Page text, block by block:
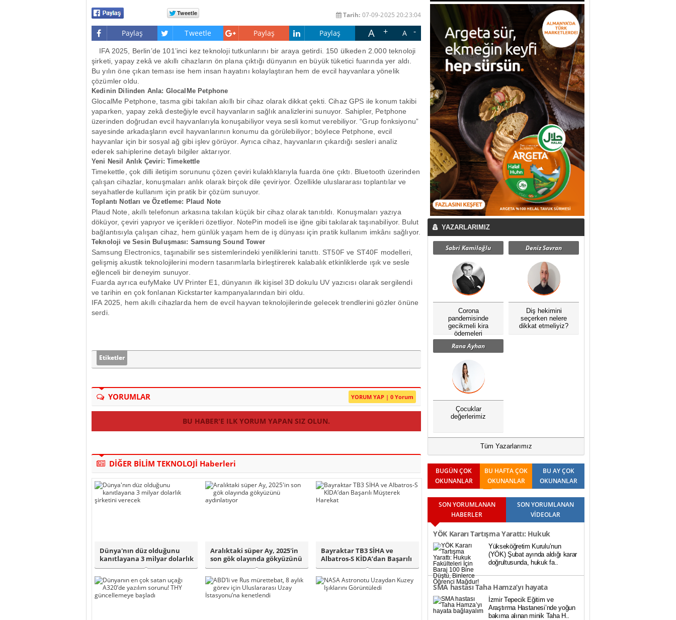
Tarih: 07-09-2025 20:23:04
Paylaş Tweetle Paylaş Paylaş A A
IFA 2025, Berlin’de 101’inci kez teknoloji tutkunlarını bir araya getirdi. 150 ülkeden 2.000 teknoloji
şirketi, yapay zekâ ve akıllı cihazların ön plana çıktığı dünyanın en büyük tüketici fuarında yer aldı.
Bu yılın öne çıkan teması ise hem insan hayatını kolaylaştıran hem de evcil hayvanlara yönelik
çözümler oldu.
Kedinin Dilinden Anla: GlocalMe Petphone
GlocalMe Petphone, tasma gibi takılan akıllı bir cihaz olarak dikkat çekti. Cihaz GPS ile konum takibi
yaparken, yapay zekâ desteğiyle evcil hayvanların sağlık analizlerini sunuyor. Sahipler, Petphone
üzerinden doğrudan evcil hayvanlarıyla konuşabiliyor veya sesli komut verebiliyor. “Grup fonksiyonu”
sayesinde arkadaşların evcil hayvanlarının konumu da görülebiliyor; böylece Petphone, evcil
hayvanlar için bir sosyal ağ gibi işlev görüyor. Ayrıca cihaz, hayvanların çıkardığı sesleri analiz
ederek sahiplerine detaylı bilgiler aktarıyor.
Yeni Nesil Anlık Çeviri: Timekettle
Timekettle, çok dilli iletişim sorununu çözen çeviri kulaklıklarıyla fuarda öne çıktı. Bluetooth üzerinden
çalışan cihazlar, konuşmaları anlık olarak birçok dile çeviriyor. Özellikle uluslararası toplantılar ve
seyahatlerde kullanım için pratik bir çözüm sunuyor.
Toplantı Notları ve Özetleme: Plaud Note
Plaud Note, akıllı telefonun arkasına takılan küçük bir cihaz olarak tanıtıldı. Konuşmaları yazıya
döküyor, çeviri yapıyor ve içerikleri özetliyor. NotePin modeli ise iğne gibi takılarak taşınabiliyor. Bulut
bağlantısıyla çalışan cihaz, hem günlük yaşam hem de iş dünyası için pratik kullanım imkânı sağlıyor.
Teknoloji ve Sesin Buluşması: Samsung Sound Tower
Samsung Electronics, taşınabilir ses sistemlerindeki yeniliklerini tanıttı. ST50F ve ST40F modelleri,
gelişmiş akustik teknolojilerini modern tasarımlarla birleştirerek kalabalık etkinliklerde ışık ve sesle
eğlenceli bir deneyim sunuyor.
Fuarda ayrıca eufyMake UV Printer E1, dünyanın ilk kişisel 3D dokulu UV yazıcısı olarak sergilendi
ve tarihin en çok fonlanan Kickstarter kampanyalarından biri oldu.
IFA 2025, hem akıllı cihazlarda hem de evcil hayvan teknolojilerinde gelecek trendlerini gözler önüne
serdi.
Etiketler
YORUMLAR YORUM YAP | 0 Yorum
BU HABER'E ILK YORUM YAPAN SIZ OLUN.
DİĞER BİLİM TEKNOLOJİ Haberleri
Dünya'nın düz olduğunu
kanıtlayana 3 milyar dolarlık
şirketi..
Aralıktaki süper Ay, 2025'in
son gök olayında gökyüzünü
aydı..
Bayraktar TB3 SİHA ve
Albatros-S KİDA’dan Başarılı
Müşterek ..
YAZARLARIMIZ
Sabri Kamiloğlu
Corona
pandemisinde
gecikmeli kira
ödemeleri
Deniz Savran
Diş hekimini
seçerken nelere
dikkat etmeliyiz?
Rana Ayhan
Çocuklar
değerlerimiz
Tüm Yazarlarımız
BUGÜN ÇOK
OKUNANLAR
BU HAFTA ÇOK
OKUNANLAR
BU AY ÇOK
OKUNANLAR
SON YORUMLANAN
HABERLER
SON YORUMLANAN
VİDEOLAR
YÖK Kararı Tartışma Yarattı: Hukuk
Fakülteleri İçin Baraj 100 Bine Düştü,
Binlerce Öğrenci Mağdur!
Yükseköğretim Kurulu’nun
(YÖK) Şubat ayında aldığı karar
doğrultusunda, hukuk fa..
SMA hastası Taha Hamza’yı hayata
bağlayalım
İzmir Tepecik Eğitim ve
Araştırma Hastanesi’nde yoğun
bakıma alınan minik Taha H..